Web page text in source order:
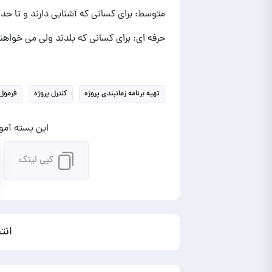
متوسط: برای کسانی که آشنایی دارند و تا
حرفه ای: برای کسانی که بلدند ولی می
تهیه برنامه زمانبندی پروژه کنترل پروژه
این بسته
کپی لینک